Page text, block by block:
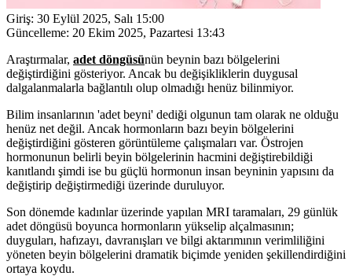
Giriş: 30 Eylül 2025, Salı 15:00
Güncelleme: 20 Ekim 2025, Pazartesi 13:43
Araştırmalar, adet döngüsünün beynin bazı bölgelerini
değiştirdiğini gösteriyor. Ancak bu değişikliklerin duygusal
dalgalanmalarla bağlantılı olup olmadığı henüz bilinmiyor.
Bilim insanlarının 'adet beyni' dediği olgunun tam olarak ne olduğu
henüz net değil. Ancak hormonların bazı beyin bölgelerini
değiştirdiğini gösteren görüntüleme çalışmaları var. Östrojen
hormonunun belirli beyin bölgelerinin hacmini değiştirebildiği
kanıtlandı şimdi ise bu güçlü hormonun insan beyninin yapısını da
değiştirip değiştirmediği üzerinde duruluyor.
Son dönemde kadınlar üzerinde yapılan MRI taramaları, 29 günlük
adet döngüsü boyunca hormonların yükselip alçalmasının;
duyguları, hafızayı, davranışları ve bilgi aktarımının verimliliğini
yöneten beyin bölgelerini dramatik biçimde yeniden şekillendirdiğini
ortaya koydu.